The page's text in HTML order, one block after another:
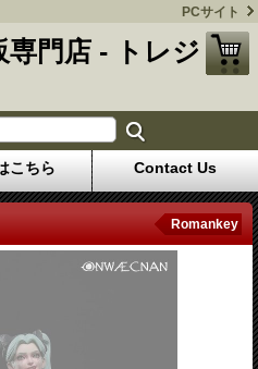
PCサイト
門店 - トレジ
こちら Contact Us
Romankey